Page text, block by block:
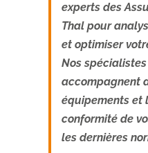
expertsdes
Thal pour
et optimiser
Nos
accompagnent
équipements et
conformité de
les dernières